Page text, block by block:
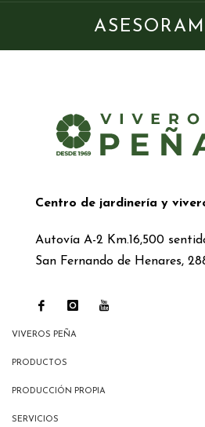
Centro de jardinería y
Autovía A-2 Km.16,500
San Fernando de Henares,
VIVEROS PEÑA
PRODUCTOS
PRODUCCIÓN PROPIA
SERVICIOS